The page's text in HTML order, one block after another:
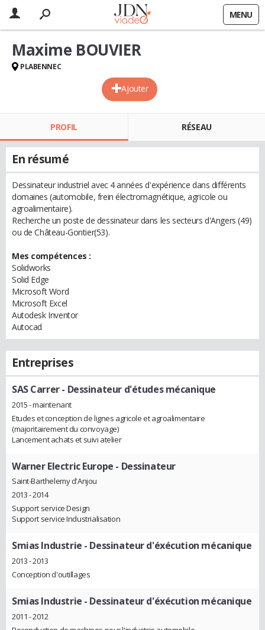
MENU
Ajouter
Maxime BOUVIER
PLABENNEC
PROFIL RÉSEAU
En résumé
Dessinateur industriel avec 4 années d'expérience dans différents
domaines (automobile, frein électromagnétique, agricole ou
agroalimentaire).
Recherche un poste de dessinateur dans les secteurs d'Angers (49)
ou de Château-Gontier(53).
Mes compétences :
Solidworks
Solid Edge
Microsoft Word
Microsoft Excel
Autodesk Inventor
Autocad
Entreprises
SAS Carrer- Dessinateur d'études mécanique
2015 - maintenant
Etudes et conception de lignes agricole et agroalimentaire
(majoritairement du convoyage)
Lancement achats et suivi atelier
Warner Electric Europe - Dessinateur
Saint-Barthelemy d'Anjou
2013 - 2014
Support service Design
Support service Industrialisation
Smias Industrie - Dessinateur d'éxécution mécanique
2013 - 2013
Conception d'outillages
Smias Industrie - Dessinateur d'éxécution mécanique
2011 - 2012